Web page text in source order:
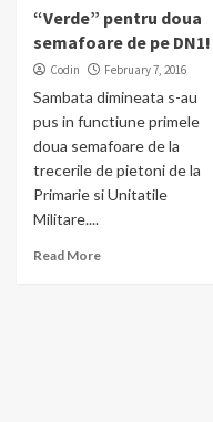
“Verde” pentru doua
semafoare de pe DN1!
Codin February 7, 2016
Sambata dimineata s-au
pus in functiune primele
doua semafoare de la
trecerile de pietoni de la
Primarie si Unitatile
Militare....
Read More